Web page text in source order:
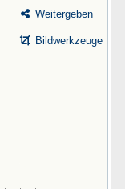
Weitergeben
Bildwerkzeuge